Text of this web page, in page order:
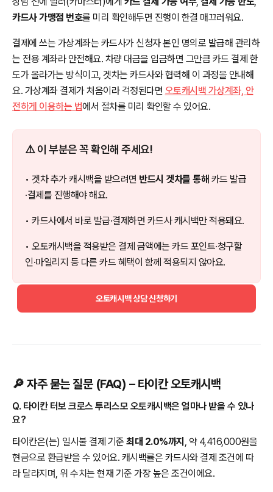
카드사 가맹점 번호를 미리 확인해두면 진행이 한결 매끄러워요.
결제에 쓰는 가상계좌는 카드사가 신청자 본인 명의로 발급해 관리하
는 전용 계좌라 안전해요. 차량 대금을 입금하면 그만큼 카드 결제 한
도가 올라가는 방식이고, 겟차는 카드사와 협력해 이 과정을 안내해
요. 가상계좌 결제가 처음이라 걱정된다면 오토캐시백 가상계좌, 안
전하게 이용하는 법에서 절차를 미리 확인할 수 있어요.
⚠️ 이 부분은 꼭 확인해 주세요!
• 겟차 추가 캐시백을 받으려면 반드시 겟차를 통해 카드 발급
·결제를 진행해야 해요.
• 카드사에서 바로 발급·결제하면 카드사 캐시백만 적용돼요.
• 오토캐시백을 적용받은 결제 금액에는 카드 포인트·청구할
인·마일리지 등 다른 카드 혜택이 함께 적용되지 않아요.
오토캐시백 상담 신청하기
🔎 자주 묻는 질문 (FAQ) – 타이칸 오토캐시백
Q. 타이칸 터보 크로스 투리스모 오토캐시백은 얼마나 받을 수 있나
요?
타이칸은(는) 일시불 결제 기준 최대 2.0%까지 , 약 4,416,000원을
현금으로 환급받을 수 있어요. 캐시백률은 카드사와 결제 조건에 따
라 달라지며, 위 수치는 현재 기준 가장 높은 조건이에요.